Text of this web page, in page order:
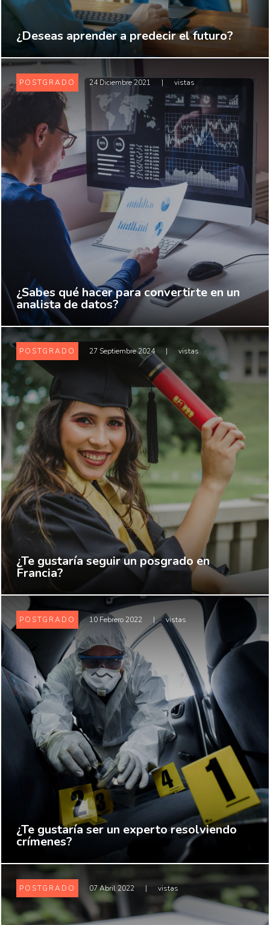
¿Deseas aprender a predecir el futuro?
POSTGRADO 24 Diciembre 2021 | vistas
¿Sabes qué hacer para convertirte en un
analista de datos?
POSTGRADO 27 Septiembre 2024 | vistas
¿Te gustaría seguir un posgrado en
Francia?
POSTGRADO 10 Febrero 2022 | vistas
¿Te gustaría ser un experto resolviendo
crímenes?
POSTGRADO 07 Abril 2022 | vistas